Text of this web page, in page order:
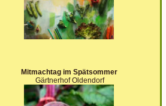
Mitmachtag im Spätsommer
Gärtnerhof Oldendorf